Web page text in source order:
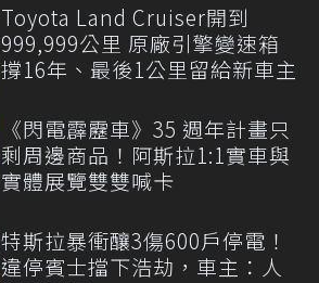
Toyota Land Cruiser開到
999,999公里 原廠引擎變速箱
撐16年、最後1公里留給新車主
《閃電霹靂車》35 週年計畫只
剩周邊商品！阿斯拉1:1實車與
實體展覽雙雙喊卡
特斯拉暴衝釀3傷600戶停電！
違停賓士擋下浩劫，車主：人